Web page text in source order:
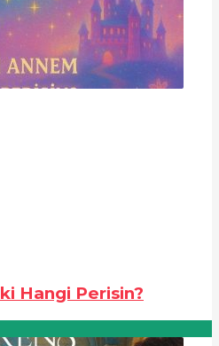
Hangi Perisin?